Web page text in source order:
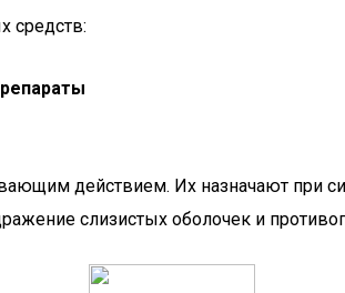
средств:
действием. Их назначают при
слизистых оболочек и